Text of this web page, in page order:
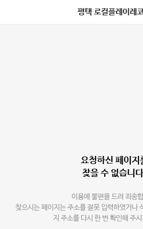
평택 로컬플레이레
요청하신 페이지
찾을 수 없습니
이용에 불편을 드려 죄송
찾으시는 페이지는 주소를 잘못 입력하였거나
지 주소를 다시 한 번 확인해 주